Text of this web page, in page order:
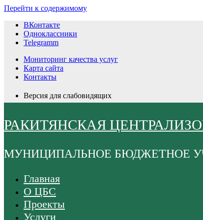
Перейти к содержимому
ВКонтакте
Одноклассники
Telegramm
Мониторинг качества услуг
Карта сайта
Контакты
Версия для слабовидящих
РАКИТЯНСКАЯ
МУНИЦИПАЛЬНОЕ БЮДЖЕТНОЕ
Главная
О ЦБС
Проекты
Услуги